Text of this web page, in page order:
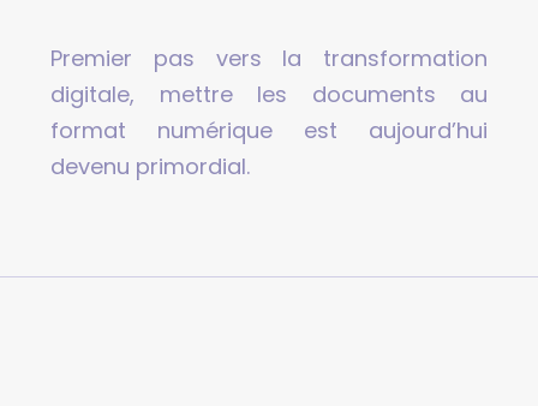
Premier pas vers la transformation
digitale, mettre les documents au
format numérique est aujourd’hui
devenu primordial.